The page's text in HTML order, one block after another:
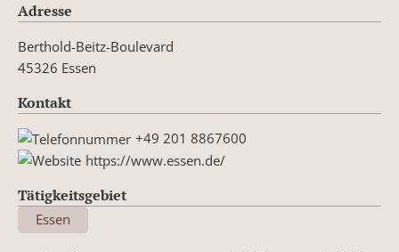
Adresse
Berthold-Beitz-Boulevard
45326 Essen
Kontakt
+49 201 8867600
https://www.essen.de/
Tätigkeitsgebiet
Essen